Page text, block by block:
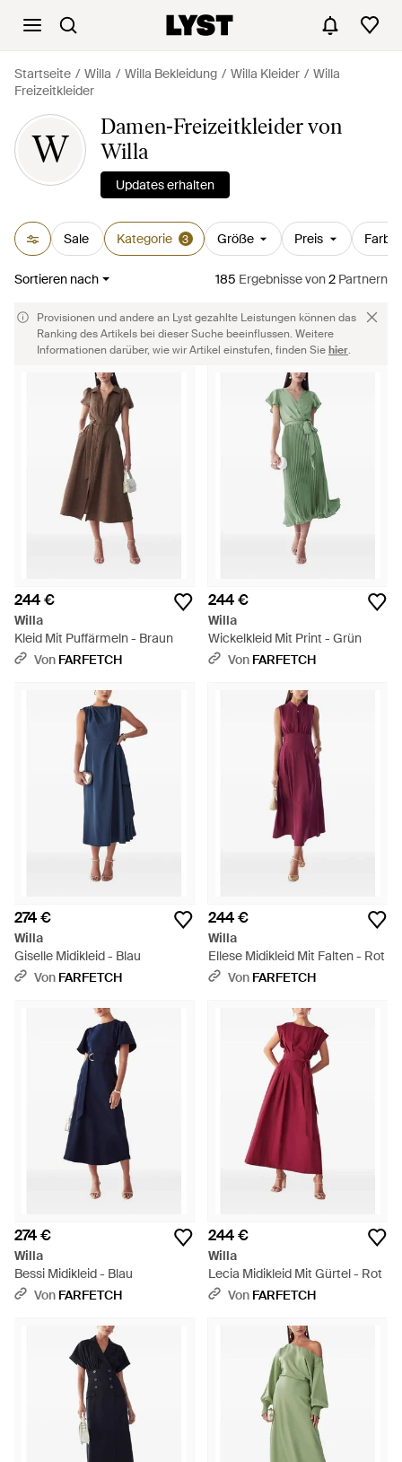
Startseite Willa Willa Bekleidung Willa Kleider
Willa
Freizeitkleider
W
Damen-Freizeitkleider von
Willa
Updates erhalten
Sale Kategorie 3 Größe Preis Farbe
Sortieren nach 185 Ergebnissevon2 Partnern
Provisionen und andere an Lyst gezahlte Leistungen können das
Ranking des Artikels bei dieser Suche beeinflussen. Weitere
Informationen darüber, wie wir Artikel einstufen, finden Siehier.
244 €
Willa
Kleid Mit Puffärmeln - Braun
Von FARFETCH
244 €
Willa
Wickelkleid Mit Print - Grün
Von FARFETCH
274 €
Willa
Giselle Midikleid - Blau
Von FARFETCH
244 €
Willa
Ellese Midikleid Mit Falten - Rot
Von FARFETCH
274 €
Willa
Bessi Midikleid - Blau
Von FARFETCH
244 €
Willa
Lecia Midikleid Mit Gürtel - Rot
Von FARFETCH